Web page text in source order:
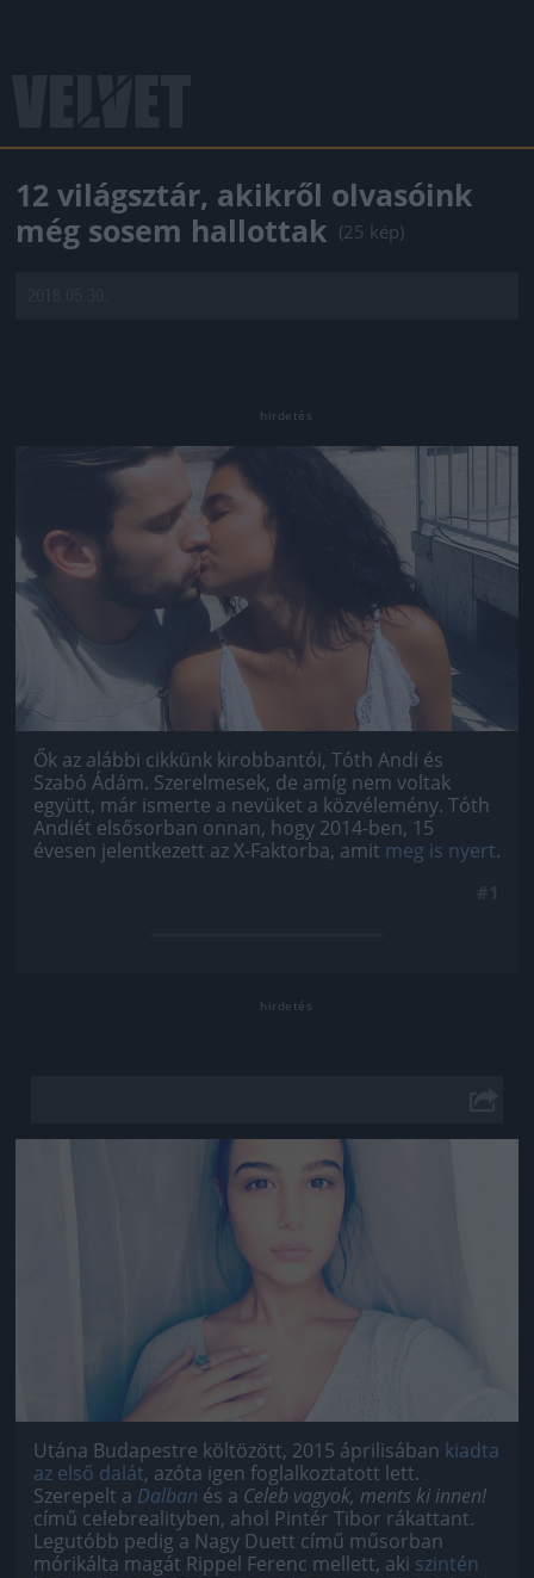
12 világsztár, akikről olvasóink
még sosem hallottak (25 kép)
Jön még kép!
Ők az alábbi cikkünk kirobbantói, Tóth Andi és
Szabó Ádám. Szerelmesek, de amíg nem voltak
együtt, már ismerte a nevüket a közvélemény. Tóth
Andiét elsősorban onnan, hogy 2014-ben, 15
évesen jelentkezett az X-Faktorba, amit meg is nyert.
Jön még kép!
Utána Budapestre költözött, 2015 áprilisában kiadta
az első dalát, azóta igen foglalkoztatott lett.
Szerepelt a Dalban és a Celeb vagyok, ments ki innen!
című celebrealityben, ahol Pintér Tibor rákattant.
Legutóbb pedig a Nagy Duett című műsorban
mórikálta magát Rippel Ferenc mellett, aki szintén